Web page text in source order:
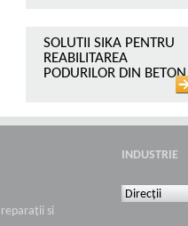
SOLUTII SIKA PENTRU
REABILITAREA
PODURILOR DIN BETON
si
INDUSTRIE
Direcții